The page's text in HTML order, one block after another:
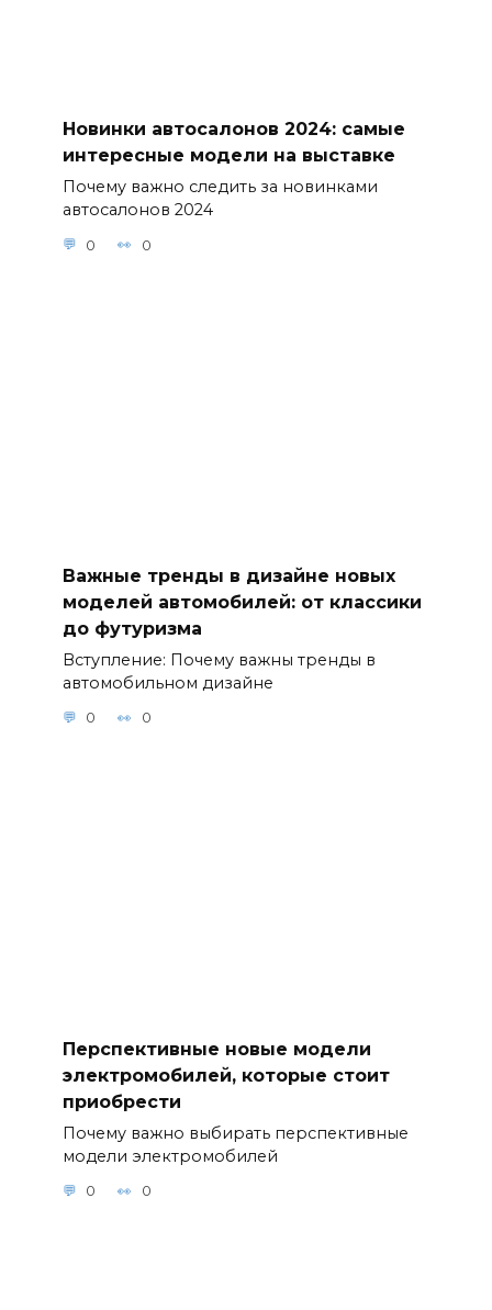
Новинки автосалонов 2024: самые
интересные модели на выставке
Почему важно следить за новинками
автосалонов 2024
0 0
Важные тренды в дизайне новых
моделей автомобилей: от классики
до футуризма
Вступление: Почему важны тренды в
автомобильном дизайне
0 0
Перспективные новые модели
электромобилей, которые стоит
приобрести
Почему важно выбирать перспективные
модели электромобилей
0 0